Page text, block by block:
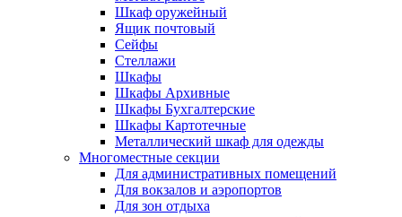
Шкаф оружейный
Ящик почтовый
Сейфы
Стеллажи
Шкафы
Шкафы Архивные
Шкафы Бухгалтерские
Шкафы Картотечные
Металлический шкаф для одежды
Многоместные секции
Для административных помещений
Для вокзалов и аэропортов
Для зон отдыха